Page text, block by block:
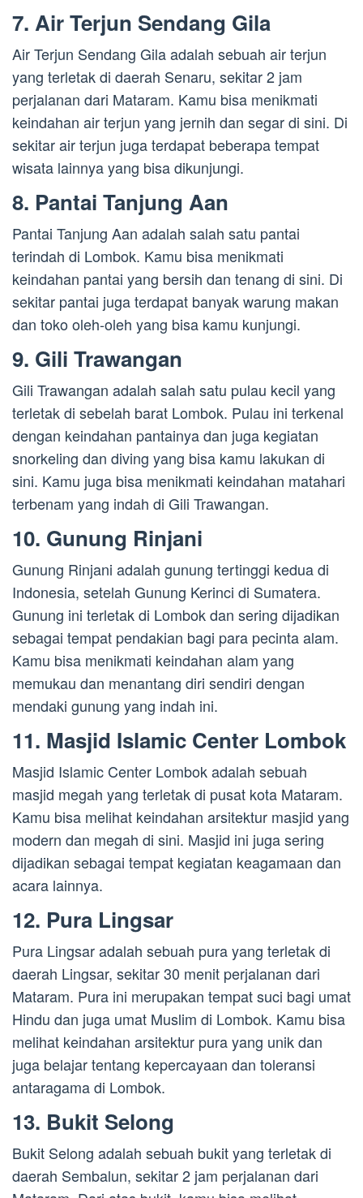
7. Air Terjun Sendang Gila
Air Terjun Sendang Gila adalah sebuah air terjun
yang terletak di daerah Senaru, sekitar 2 jam
perjalanan dari Mataram. Kamu bisa menikmati
keindahan air terjun yang jernih dan segar di sini. Di
sekitar air terjun juga terdapat beberapa tempat
wisata lainnya yang bisa dikunjungi.
8. Pantai Tanjung Aan
Pantai Tanjung Aan adalah salah satu pantai
terindah di Lombok. Kamu bisa menikmati
keindahan pantai yang bersih dan tenang di sini. Di
sekitar pantai juga terdapat banyak warung makan
dan toko oleh-oleh yang bisa kamu kunjungi.
9. Gili Trawangan
Gili Trawangan adalah salah satu pulau kecil yang
terletak di sebelah barat Lombok. Pulau ini terkenal
dengan keindahan pantainya dan juga kegiatan
snorkeling dan diving yang bisa kamu lakukan di
sini. Kamu juga bisa menikmati keindahan matahari
terbenam yang indah di Gili Trawangan.
10. Gunung Rinjani
Gunung Rinjani adalah gunung tertinggi kedua di
Indonesia, setelah Gunung Kerinci di Sumatera.
Gunung ini terletak di Lombok dan sering dijadikan
sebagai tempat pendakian bagi para pecinta alam.
Kamu bisa menikmati keindahan alam yang
memukau dan menantang diri sendiri dengan
mendaki gunung yang indah ini.
11. Masjid Islamic Center Lombok
Masjid Islamic Center Lombok adalah sebuah
masjid megah yang terletak di pusat kota Mataram.
Kamu bisa melihat keindahan arsitektur masjid yang
modern dan megah di sini. Masjid ini juga sering
dijadikan sebagai tempat kegiatan keagamaan dan
acara lainnya.
12. Pura Lingsar
Pura Lingsar adalah sebuah pura yang terletak di
daerah Lingsar, sekitar 30 menit perjalanan dari
Mataram. Pura ini merupakan tempat suci bagi umat
Hindu dan juga umat Muslim di Lombok. Kamu bisa
melihat keindahan arsitektur pura yang unik dan
juga belajar tentang kepercayaan dan toleransi
antaragama di Lombok.
13. Bukit Selong
Bukit Selong adalah sebuah bukit yang terletak di
daerah Sembalun, sekitar 2 jam perjalanan dari